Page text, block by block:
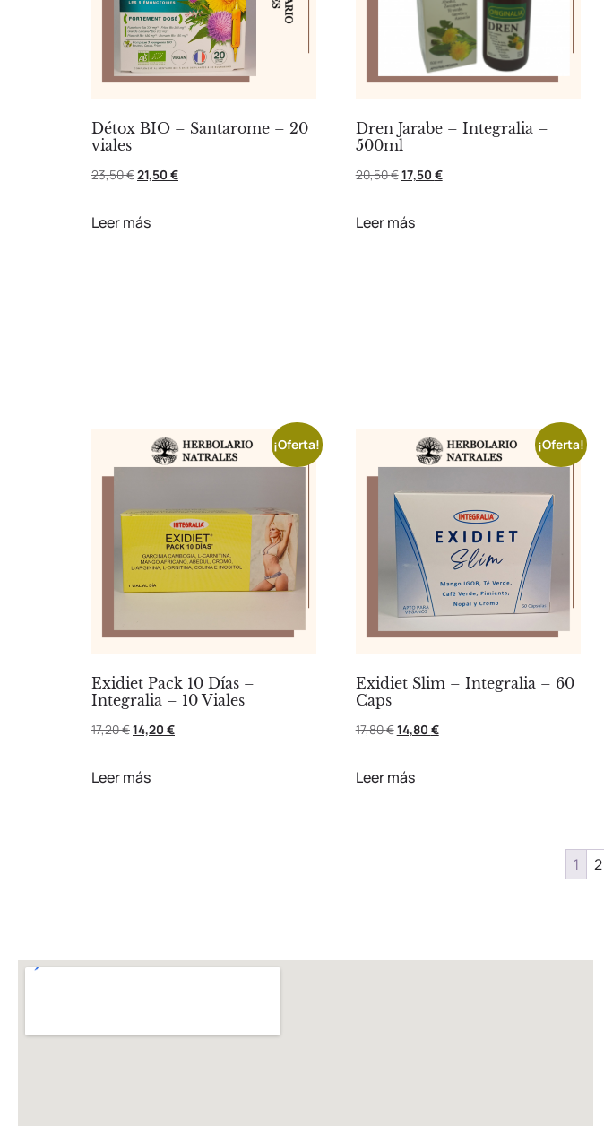
Détox BIO – Santarome – 20
viales
23,50€21,50 €
Leer más
Dren Jarabe – Integralia –
500ml
20,50€17,50 €
Leer más
¡Oferta!
Exidiet Pack 10 Días –
Integralia – 10 Viales
17,20€14,20 €
Leer más
¡Oferta!
Exidiet Slim – Integralia – 60
Caps
17,80€14,80 €
Leer más
1 2